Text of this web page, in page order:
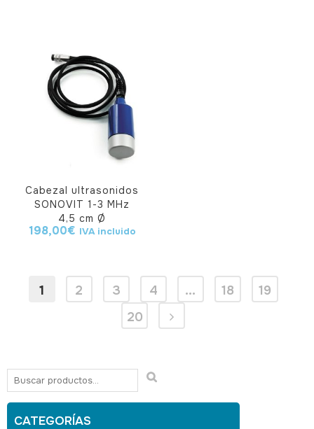
Cabezal ultrasonidos
SONOVIT 1-3 MHz
4,5 cm Ø
198,00€ IVA incluido
1 2 3 4 … 18
19
20
CATEGORÍAS